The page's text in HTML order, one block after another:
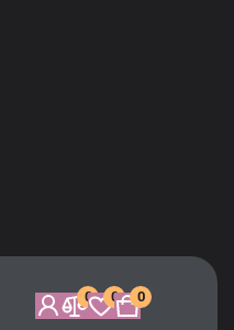
0 0 0